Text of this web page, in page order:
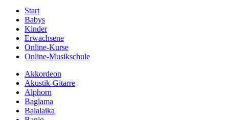
Start
Babys
Kinder
Erwachsene
Online-Kurse
Online-Musikschule
Akkordeon
Akustik-Gitarre
Alphorn
Baglama
Balalaika